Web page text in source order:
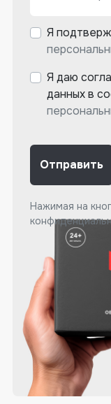
Я
Я даю
данных в
Отправить
Нажимая на